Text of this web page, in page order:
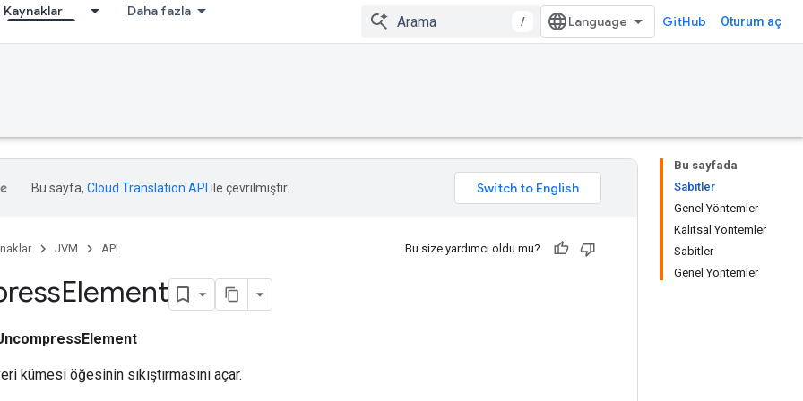
Kaynaklar Daha fazla
/ GitHub Oturum aç
Bu sayfada
Sabitler
Genel Yöntemler
Kalıtsal Yöntemler
Sabitler
Genel Yöntemler
Bu sayfa, Cloud Translation API ile çevrilmiştir.
JVM API Bu size yardımcı oldu mu?
Element
kümesi öğesinin sıkıştırmasını açar.